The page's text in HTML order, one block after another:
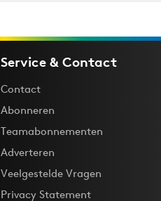
Service & Contact
Contact
Abonneren
Teamabonnementen
Adverteren
Veelgestelde Vragen
Privacy Statement